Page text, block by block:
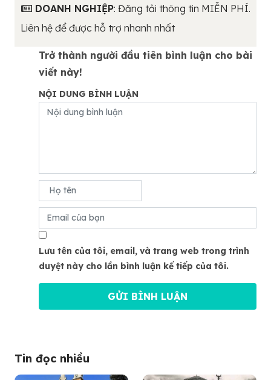
DOANH NGHIỆP: Đăng tải thông tin MIỄN PHÍ.
Liên hệ để được hỗ trợ nhanh nhất
Trở thành người đầu tiên bình luận cho bài
viết này!
NỘI DUNG BÌNH LUẬN
Lưu tên của tôi, email, và trang web trong trình
duyệt này cho lần bình luận kế tiếp của tôi.
Tin đọc nhiều